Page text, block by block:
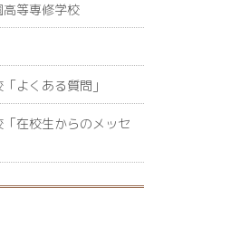
高等専修学校
よくある質問」
在校生からのメッセ